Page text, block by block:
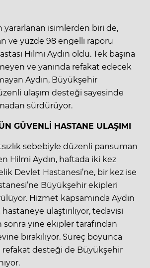
isimlerden biri de,
ve yüzde 98 engelli raporu
Hilmi Aydın oldu. Tek başına
ve yanında refakat edecek
Aydın, Büyükşehir
ulaşım desteği sayesinde
sürdürüyor.
GÜVENLİ HASTANE ULAŞIMI
sebebiyle düzenli pansuman
Hilmi Aydın, haftada iki kez
Devlet Hastanesi’ne, bir kez ise
Büyükşehir ekipleri
Hizmet kapsamında Aydın
ulaştırılıyor, tedavisi
yine ekipler tarafından
bırakılıyor. Süreç boyunca
desteği de Büyükşehir